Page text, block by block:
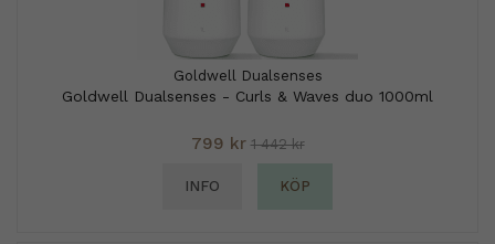
Goldwell Dualsenses
Goldwell Dualsenses - Curls & Waves duo 1000ml
799 kr 1 442 kr
INFO KÖP